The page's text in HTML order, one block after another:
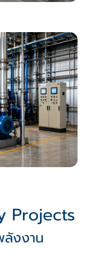
Projects
ลังงาน